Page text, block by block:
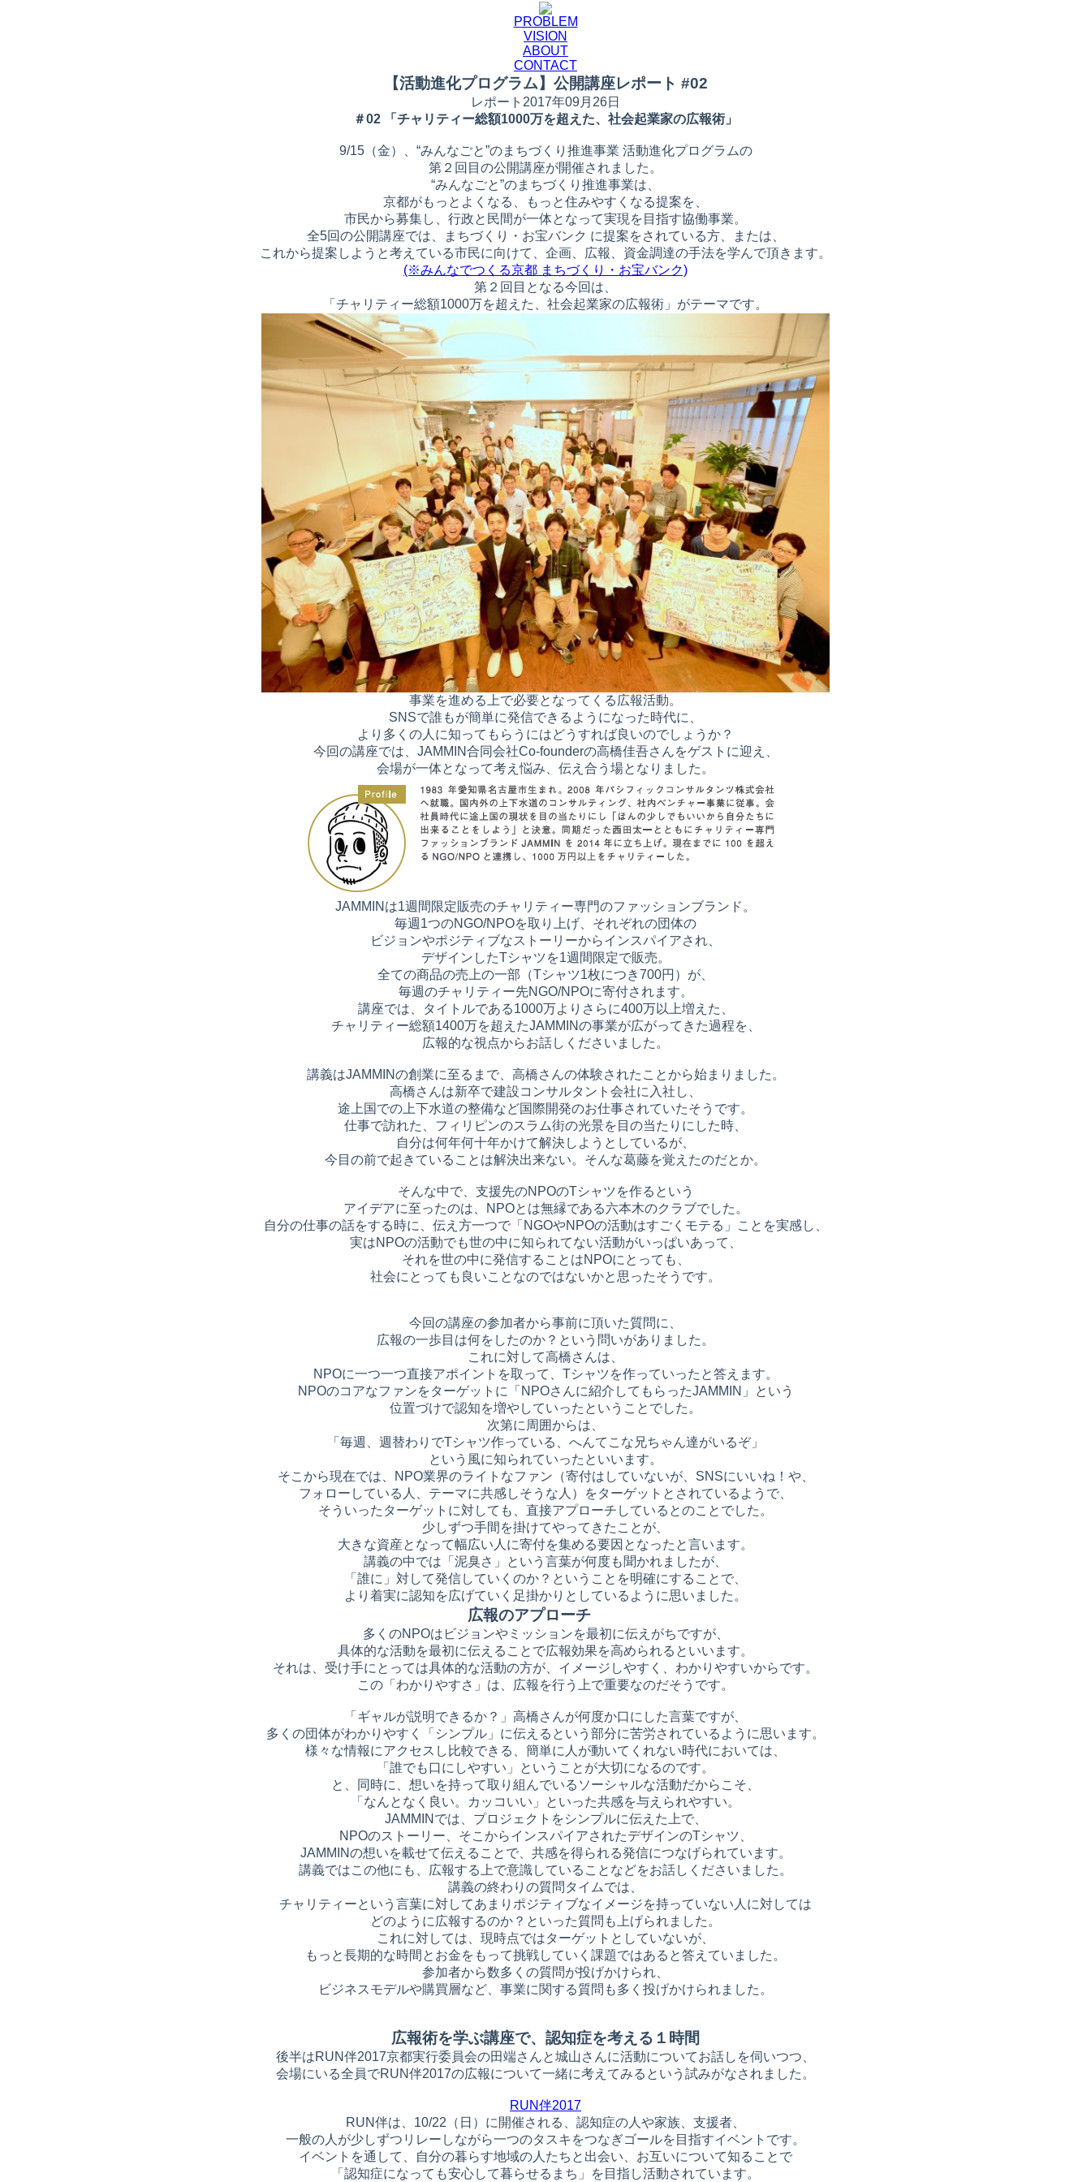
PROBLEM
VISION
ABOUT
CONTACT
【活動進化プログラム】公開講座レポート #02
レポート 2017年09月26日
＃02 「チャリティー総額1000万を超えた、社会起業家の広報術」
9/15（金）、“みんなごと”のまちづくり推進事業 活動進化プログラムの
第２回目の公開講座が開催されました。
“みんなごと”のまちづくり推進事業は、
京都がもっとよくなる、もっと住みやすくなる提案を、
市民から募集し、行政と民間が一体となって実現を目指す協働事業。
全5回の公開講座では、まちづくり・お宝バンク に提案をされている方、または、
これから提案しようと考えている市民に向けて、企画、広報、資金調達の手法を学んで頂きます。
(※みんなでつくる京都 まちづくり・お宝バンク)
第２回目となる今回は、
「チャリティー総額1000万を超えた、社会起業家の広報術」がテーマです。
事業を進める上で必要となってくる広報活動。
SNSで誰もが簡単に発信できるようになった時代に、
より多くの人に知ってもらうにはどうすれば良いのでしょうか？
今回の講座では、JAMMIN合同会社Co-founderの高橋佳吾さんをゲストに迎え、
会場が一体となって考え悩み、伝え合う場となりました。
JAMMINは1週間限定販売のチャリティー専門のファッションブランド。
毎週1つのNGO/NPOを取り上げ、それぞれの団体の
ビジョンやポジティブなストーリーからインスパイアされ、
デザインしたTシャツを1週間限定で販売。
全ての商品の売上の一部（Tシャツ1枚につき700円）が、
毎週のチャリティー先NGO/NPOに寄付されます。
講座では、タイトルである1000万よりさらに400万以上増えた、
チャリティー総額1400万を超えたJAMMINの事業が広がってきた過程を、
広報的な視点からお話しくださいました。
講義はJAMMINの創業に至るまで、高橋さんの体験されたことから始まりました。
高橋さんは新卒で建設コンサルタント会社に入社し、
途上国での上下水道の整備など国際開発のお仕事されていたそうです。
仕事で訪れた、フィリピンのスラム街の光景を目の当たりにした時、
自分は何年何十年かけて解決しようとしているが、
今目の前で起きていることは解決出来ない。そんな葛藤を覚えたのだとか。
そんな中で、支援先のNPOのTシャツを作るという
アイデアに至ったのは、NPOとは無縁である六本木のクラブでした。
自分の仕事の話をする時に、伝え方一つで「NGOやNPOの活動はすごくモテる」ことを実感し、
実はNPOの活動でも世の中に知られてない活動がいっぱいあって、
それを世の中に発信することはNPOにとっても、
社会にとっても良いことなのではないかと思ったそうです。
今回の講座の参加者から事前に頂いた質問に、
広報の一歩目は何をしたのか？という問いがありました。
これに対して高橋さんは、
NPOに一つ一つ直接アポイントを取って、Tシャツを作っていったと答えます。
NPOのコアなファンをターゲットに「NPOさんに紹介してもらったJAMMIN」という
位置づけで認知を増やしていったということでした。
次第に周囲からは、
「毎週、週替わりでTシャツ作っている、へんてこな兄ちゃん達がいるぞ」
という風に知られていったといいます。
そこから現在では、NPO業界のライトなファン（寄付はしていないが、SNSにいいね！や、
フォローしている人、テーマに共感しそうな人）をターゲットとされているようで、
そういったターゲットに対しても、直接アプローチしているとのことでした。
少しずつ手間を掛けてやってきたことが、
大きな資産となって幅広い人に寄付を集める要因となったと言います。
講義の中では「泥臭さ」という言葉が何度も聞かれましたが、
「誰に」対して発信していくのか？ということを明確にすることで、
より着実に認知を広げていく足掛かりとしているように思いました。
広報のアプローチ
多くのNPOはビジョンやミッションを最初に伝えがちですが、
具体的な活動を最初に伝えることで広報効果を高められるといいます。
それは、受け手にとっては具体的な活動の方が、イメージしやすく、わかりやすいからです。
この「わかりやすさ」は、広報を行う上で重要なのだそうです。
「ギャルが説明できるか？」高橋さんが何度か口にした言葉ですが、
多くの団体がわかりやすく「シンプル」に伝えるという部分に苦労されているように思います。
様々な情報にアクセスし比較できる、簡単に人が動いてくれない時代においては、
「誰でも口にしやすい」ということが大切になるのです。
と、同時に、想いを持って取り組んでいるソーシャルな活動だからこそ、
「なんとなく良い。カッコいい」といった共感を与えられやすい。
JAMMINでは、プロジェクトをシンプルに伝えた上で、
NPOのストーリー、そこからインスパイアされたデザインのTシャツ、
JAMMINの想いを載せて伝えることで、共感を得られる発信につなげられています。
講義ではこの他にも、広報する上で意識していることなどをお話しくださいました。
講義の終わりの質問タイムでは、
チャリティーという言葉に対してあまりポジティブなイメージを持っていない人に対しては
どのように広報するのか？といった質問も上げられました。
これに対しては、現時点ではターゲットとしていないが、
もっと長期的な時間とお金をもって挑戦していく課題ではあると答えていました。
参加者から数多くの質問が投げかけられ、
ビジネスモデルや購買層など、事業に関する質問も多く投げかけられました。
広報術を学ぶ講座で、認知症を考える１時間
後半はRUN伴2017京都実行委員会の田端さんと城山さんに活動についてお話しを伺いつつ、
会場にいる全員でRUN伴2017の広報について一緒に考えてみるという試みがなされました。
RUN伴2017
RUN伴は、10/22（日）に開催される、認知症の人や家族、支援者、
一般の人が少しずつリレーしながら一つのタスキをつなぎゴールを目指すイベントです。
イベントを通して、自分の暮らす地域の人たちと出会い、お互いについて知ることで
「認知症になっても安心して暮らせるまち」を目指し活動されています。